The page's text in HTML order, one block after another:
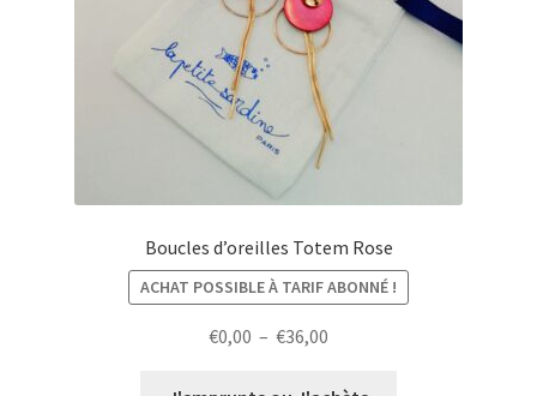
Boucles d’oreilles Totem Rose
ACHAT POSSIBLE À TARIF ABONNÉ !
€0,00 – €36,00